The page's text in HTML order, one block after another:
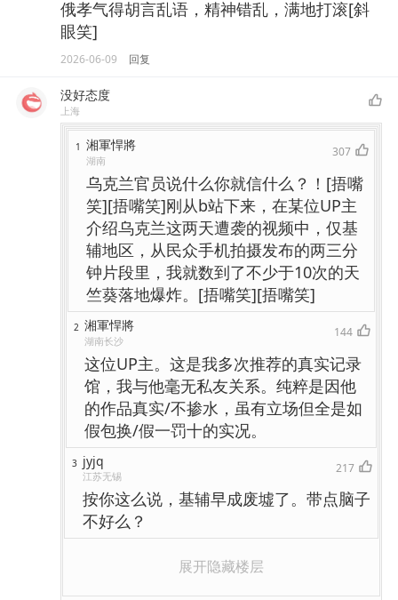
俄孝气得胡言乱语，精神错乱，满地打滚[斜
眼笑]
2026-06-09 回复
没好态度
上海
1 湘軍悍將
湖南
307
乌克兰官员说什么你就信什么？！[捂嘴
笑][捂嘴笑]刚从b站下来，在某位UP主
介绍乌克兰这两天遭袭的视频中，仅基
辅地区，从民众手机拍摄发布的两三分
钟片段里，我就数到了不少于10次的天
竺葵落地爆炸。[捂嘴笑][捂嘴笑]
2 湘軍悍將
湖南长沙
144
这位UP主。这是我多次推荐的真实记录
馆，我与他毫无私友关系。纯粹是因他
的作品真实/不掺水，虽有立场但全是如
假包换/假一罚十的实况。
3 jyjq
江苏无锡
217
按你这么说，基辅早成废墟了。带点脑子
不好么？
展开隐藏楼层